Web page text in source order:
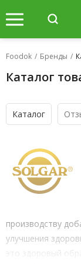
Foodok / Бренды /
Каталог
Каталог
производству
улучшения
это здоровый